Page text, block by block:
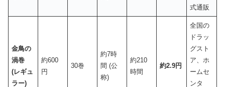
式通販
金鳥の
渦巻
(レギュ
ラー)
約600
円
30巻
約7時
間 (公
称)
約210
時間
約2.9円
全国の
ドラッ
グスト
ア、ホ
ームセ
ンタ